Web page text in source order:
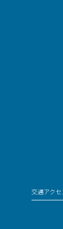
交通アクセ